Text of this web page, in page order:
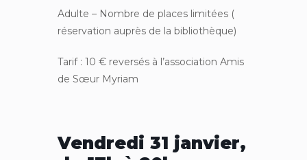
Adulte – Nombre de places limitées (
réservation auprès de la bibliothèque)
Tarif : 10 € reversés à l’association Amis
de Sœur Myriam
Vendredi 31 janvier,